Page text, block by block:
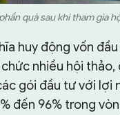
quà sau khi tham gia
huy động vốn
nhiều hội thảo,
gói đầu tư với lợi
đến 96% trong